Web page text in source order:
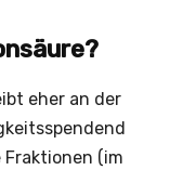
eher an der
(im